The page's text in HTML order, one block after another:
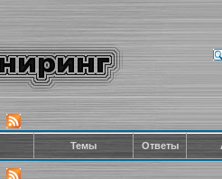
Темы Ответы